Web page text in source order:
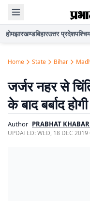
होमझारखण्डबिहारउत्तर प्रदेश
Home State Bihar
जर्जर नहर से
के बाद बर्बाद
Author PRABHAT
UPDATED:WED, 18 DEC